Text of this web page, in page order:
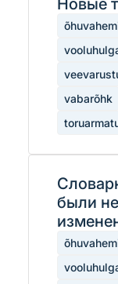
Новые
vabarõhk
были